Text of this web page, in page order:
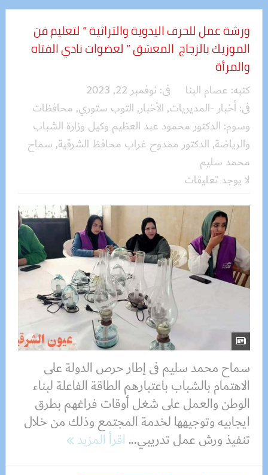
ورشة عمل للحرف اليدوية والتراثية ” لتعليم فن
الموزيك بالزجاج المعشق ” لعضوات نادي الفتاه
والمرأة
كتبه: عصام البنا فى: نوفمبر 22, 2023
فى:أخبار -المديريات, الأخبار, التوب ستوري, محافظات
وسوم: الدكتور محمود عبد العظيم وكيل وزارة الشباب
والرياضة, الدكتور ممدوح غراب محافظ الشرقية, سماح
محمد سليم
لا يوجد تعليقات
سماح محمد سليم فى إطار حرص الدولة على
الاهتمام بالشباب باعتبارهم الطاقة الفاعلة لبناء
الوطن والعمل على شغل أوقات فراغهم بطرق
ايجابيه وتوجيهها لخدمة المجتمع وذلك من خلال
تنفيذ ورش عمل تدريبي...اقرأ المزيد